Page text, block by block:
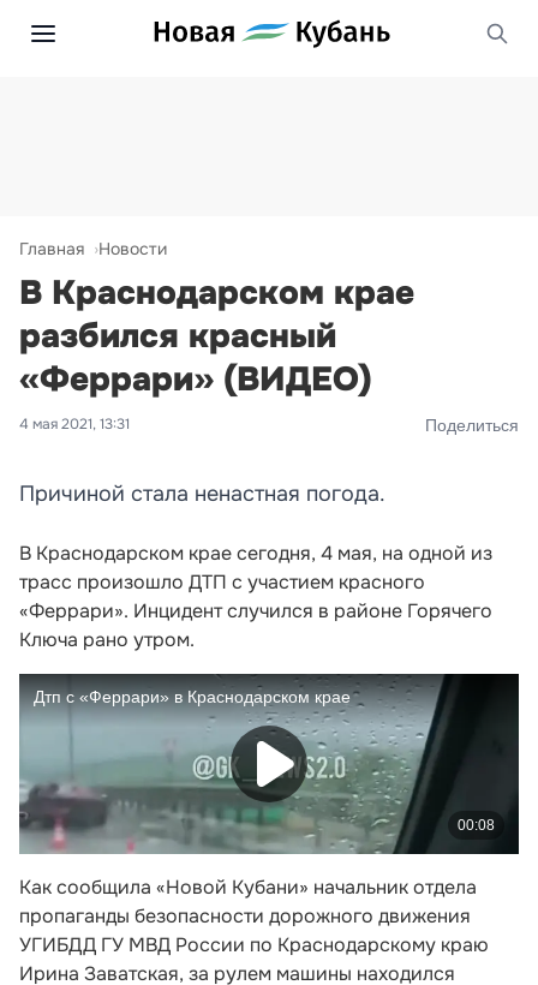
Главная Новости
В Краснодарском крае
разбился красный
«Феррари» (ВИДЕО)
4 мая 2021, 13:31 Поделиться
Причиной стала ненастная погода.
В Краснодарском крае сегодня, 4 мая, на одной из
трасс произошло ДТП с участием красного
«Феррари». Инцидент случился в районе Горячего
Ключа рано утром.
Как сообщила «Новой Кубани» начальник отдела
пропаганды безопасности дорожного движения
УГИБДД ГУ МВД России по Краснодарскому краю
Ирина Заватская, за рулем машины находился